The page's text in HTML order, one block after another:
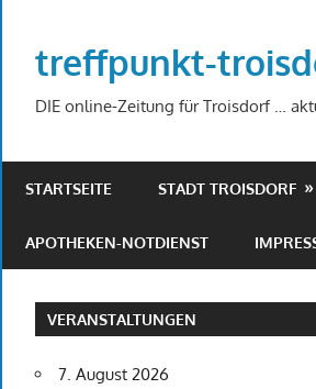
springen
treffpunkt-
DIE online-Zeitung für Troisdorf …
STARTSEITE STADT TROISDORF
APOTHEKEN-NOTDIENST
VERANSTALTUNGEN
7. August 2026